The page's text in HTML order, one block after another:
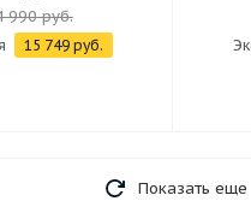
990руб.
15 749 руб.
Показать еще